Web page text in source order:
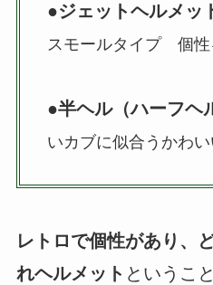
●ジェットヘルメッ
スモールタイプ 個性
●半ヘル（ハーフヘ
いカブに似合うかわ
レトロで個性があり、
れヘルメット というこ